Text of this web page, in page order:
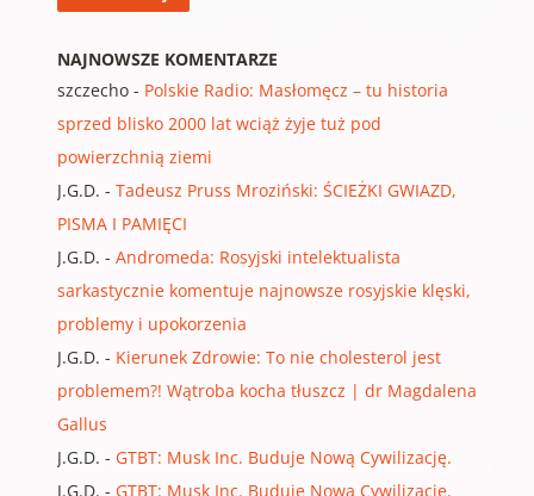
NAJNOWSZE KOMENTARZE
szczecho- Polskie Radio: Masłomęcz – tu historia
sprzed blisko 2000 lat wciąż żyje tuż pod
powierzchnią ziemi
J.G.D. - Tadeusz Pruss Mroziński: ŚCIEŻKI GWIAZD,
PISMA I PAMIĘCI
J.G.D. - Andromeda: Rosyjski intelektualista
sarkastycznie komentuje najnowsze rosyjskie klęski,
problemy i upokorzenia
J.G.D. - Kierunek Zdrowie: To nie cholesterol jest
problemem?! Wątroba kocha tłuszcz | dr Magdalena
Gallus
J.G.D. - GTBT: Musk Inc. Buduje Nową Cywilizację.
J.G.D. - GTBT: Musk Inc. Buduje Nową Cywilizację.